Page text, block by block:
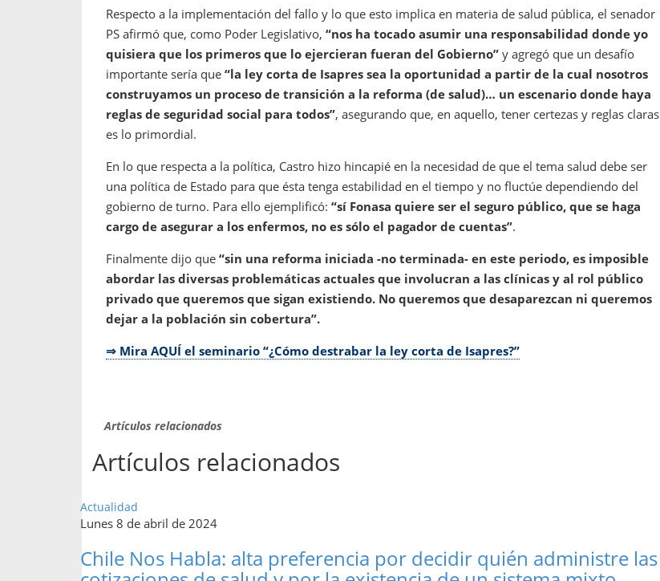
Respecto a la implementación del fallo y lo que esto implica en materia de salud pública, el senador
PS afirmó que, como Poder Legislativo, “nos ha tocado asumir una responsabilidad donde yo
quisiera que los primeros que lo ejercieran fueran del Gobierno” y agregó que un desafío
importante sería que “la ley corta de Isapres sea la oportunidad a partir de la cual nosotros
construyamos un proceso de transición a la reforma (de salud)… un escenario donde haya
reglas de seguridad social para todos”, asegurando que, en aquello, tener certezas y reglas claras
es lo primordial.
En lo que respecta a la política, Castro hizo hincapié en la necesidad de que el tema salud debe ser
una política de Estado para que ésta tenga estabilidad en el tiempo y no fluctúe dependiendo del
gobierno de turno. Para ello ejemplificó: “sí Fonasa quiere ser el seguro público, que se haga
cargo de asegurar a los enfermos, no es sólo el pagador de cuentas”.
Finalmente dijo que “sin una reforma iniciada -no terminada- en este periodo, es imposible
abordar las diversas problemáticas actuales que involucran a las clínicas y al rol público
privado que queremos que sigan existiendo. No queremos que desaparezcan ni queremos
dejar a la población sin cobertura”.
⇒ Mira AQUÍ el seminario “¿Cómo destrabar la ley corta de Isapres?”
Artículos relacionados
Artículos relacionados
Actualidad
Lunes 8 de abril de 2024
Chile Nos Habla: alta preferencia por decidir quién administre las